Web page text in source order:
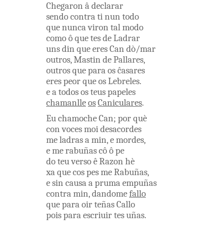
Chegaron âdeclarar
sendocontratinun todo
quenuncaviron talmodo
comoôquetesdeLadrar
unsdin queeresCan dò/mar
outros,Mastin dePallares,
outrosqueparaosĉasares
erespeorqueosLebreles.
eatodososteuspapeles
chamanlleosCaniculares.
EuchamocheCan; por què
con vocesmoidesacordes
meladrasamin,emordes,
emerabuñascô ôpe
doteuversoêRazon hè
xaquecospesmeRabuñas,
esin causaaprumaempuñas
contramin,dandomefallo
queparaoirteñasCallo
poisparaescriuirtesuñas.